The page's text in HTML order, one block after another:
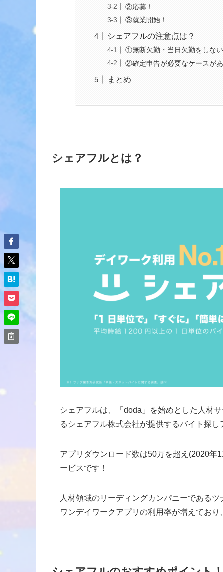
②応募！
③就業開始！
シェアフルの注意点は？
①無断欠勤・当日欠勤をしない
②確定申告が必要なケースがあ
まとめ
シェアフルとは？
シェアフルは、「doda」を始めとした人材
るシェアフル株式会社が提供するバイト探し
アプリダウンロード数は50万を超え(2020年
ービスです！
人材領域のリーディングカンパニーである
ワンデイワークアプリの利用率が増えてお